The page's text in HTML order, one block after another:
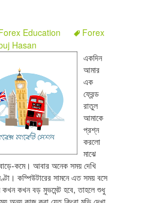
Education
Forex
Hasan
একদিন
আমার
এক
ফ্রেন্ড
রাতুল
আমাকে
প্রশ্ন
করলো
মাঝে
বাড়ে-কমে। আবার অনেক সময় দেখি
কম্পিউটারের সামনে এত সময় বসে
কখন কখন বড় মুভমেন্ট হবে, তাহলে শুধু